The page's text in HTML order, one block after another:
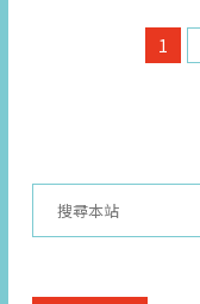
1